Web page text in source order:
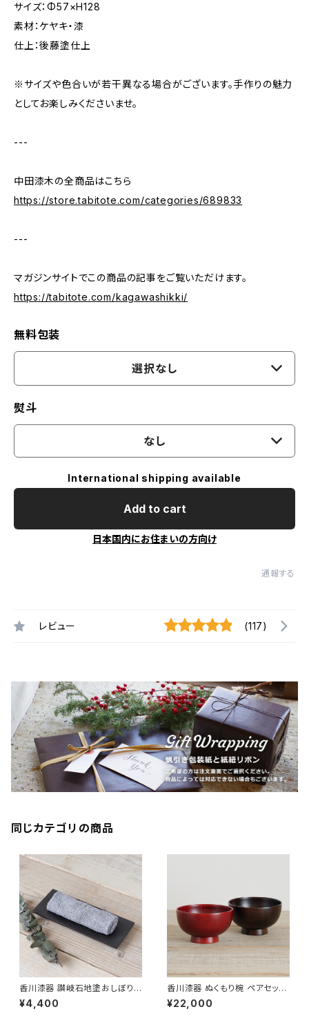
サイズ：Φ57×H128
素材：ケヤキ・漆
仕上：後藤塗仕上
※サイズや色合いが若干異なる場合がございます。手作りの魅力
としてお楽しみくださいませ。
---
中田漆木の全商品はこちら
https://store.tabitote.com/categories/689833
---
マガジンサイトでこの商品の記事をご覧いただけます。
https://tabitote.com/kagawashikki/
無料包装
選択なし
熨斗
なし
International shipping available
Add to cart
日本国内にお住まいの方向け
通報する
レビュー (117)
同じカテゴリの商品
香川漆器 讃岐石地塗おしぼり
置き 中田漆木【伝統工芸品】【民
藝品】【ギフト プレゼント】【父の
¥4,400
香川漆器 ぬくもり椀 ペアセット
朱＆黒 中田漆木【夫婦椀】【お
椀】【汁椀】【伝統工芸品】【民藝
¥22,000